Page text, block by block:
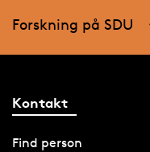
Forskning på SDU
Kontakt
Find person